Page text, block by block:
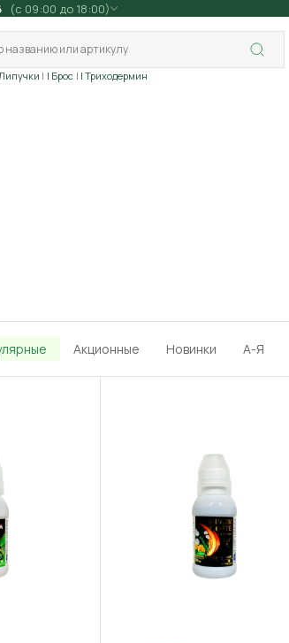
(с 09:00 до 18:00)
Липучки | Брос | Триходермин
Акционные Новинки А-Я